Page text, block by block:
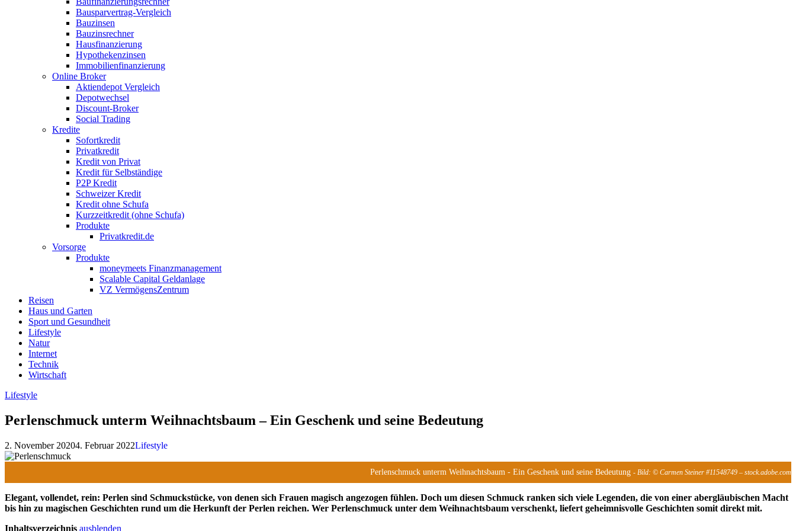
Bausparvertrag-Vergleich
Bauzinsen
Bauzinsrechner
Hausfinanzierung
Hypothekenzinsen
Immobilienfinanzierung
Online Broker
Aktiendepot Vergleich
Depotwechsel
Discount-Broker
Social Trading
Kredite
Sofortkredit
Privatkredit
Kredit von Privat
Kredit für Selbständige
P2P Kredit
Schweizer Kredit
Kredit ohne Schufa
Kurzzeitkredit (ohne Schufa)
Produkte
Privatkredit.de
Vorsorge
Produkte
moneymeets Finanzmanagement
Scalable Capital Geldanlage
VZ VermögensZentrum
Reisen
Haus und Garten
Sport und Gesundheit
Lifestyle
Natur
Internet
Technik
Wirtschaft
Lifestyle
Perlenschmuck unterm Weihnachtsbaum – Ein Geschenk und seine Bedeutung
2. November 20204. Februar 2022Lifestyle
Perlenschmuck unterm Weihnachtsbaum - Ein Geschenk und seine Bedeutung - Bild: © Carmen Steiner #11548749 – stock.adobe.com
Elegant, vollendet, rein: Perlen sind Schmuckstücke, von denen sich Frauen magisch angezogen fühlen. Doch um diesen Schmuck ranken sich viele Legenden, die von einer abergläubischen Macht
bis hin zu magischen Geschichten rund um die Herkunft der Perlen reichen. Wer Perlenschmuck unter dem Weihnachtsbaum verschenkt, liefert geheimnisvolle Geschichten somit direkt mit.
Inhaltsverzeichnis ausblenden